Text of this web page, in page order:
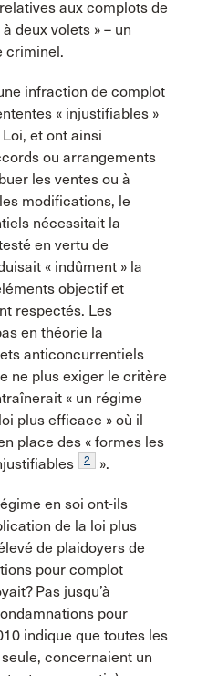
aux complots de
deux volets » – un
criminel.
infraction de complot
« injustifiables »
et ont ainsi
ou arrangements
les ventes ou à
modifications, le
nécessitait la
en vertu de
« indûment » la
objectif et
respectés. Les
en théorie la
anticoncurrentiels
ne plus exiger le critère
« un régime
plus efficace » où il
place des « formes les
2 ».
en soi ont-ils
de la loi plus
de plaidoyers de
pour complot
Pas jusqu’à
pour
indique que toutes les
concernaient un